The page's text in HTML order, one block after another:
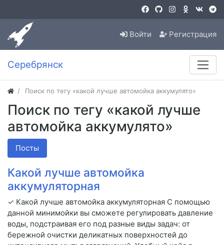
Войти Регистрация
Серебрянск
Поиск по тегу «какой лучше автомойка аккумулято»
Поиск по тегу «какой лучше
автомойка аккумулято»
Посты
Какой лучше автомойка
аккумуляторная
✓ Какой лучше автомойка аккумуляторная С помощью
данной минимойки вы сможете регулировать давление
воды, подстраивая его под разные виды задач: от
бережной очистки деликатных поверхностей до